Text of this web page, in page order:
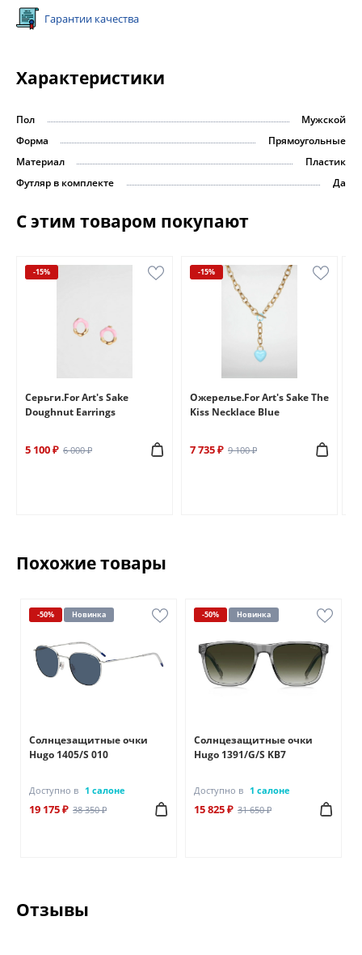
Гарантии качества
Характеристики
Пол
Мужской
Форма
Прямоугольные
Материал
Пластик
Футляр в комплекте
Да
С этим товаром покупают
-15%
Серьги.For Art's Sake
Doughnut Earrings
5 100 ₽ 6 000 ₽
-15%
Ожерелье.For Art's Sake The
Kiss Necklace Blue
7 735 ₽ 9 100 ₽
Похожие товары
-50% Новинка
Солнцезащитные очки
Hugo 1405/S 010
Доступно в 1 салоне
19 175 ₽ 38 350 ₽
-50% Новинка
Солнцезащитные очки
Hugo 1391/G/S KB7
Доступно в 1 салоне
15 825 ₽ 31 650 ₽
Отзывы